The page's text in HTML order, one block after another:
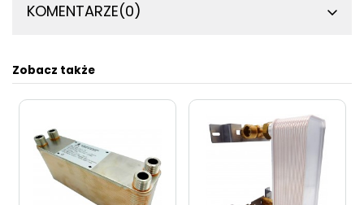
KOMENTARZE(0)
Zobacz także